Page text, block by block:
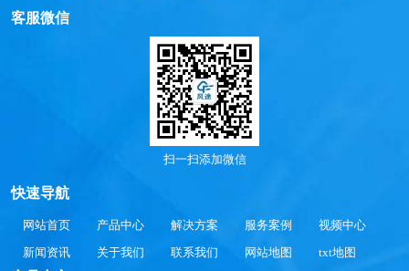
客服微信
扫一扫添加微信
快速导航
网站首页 产品中心 解决方案 服务案例
视频中心
新闻资讯
关于我们 联系我们 网站地图 txt地图